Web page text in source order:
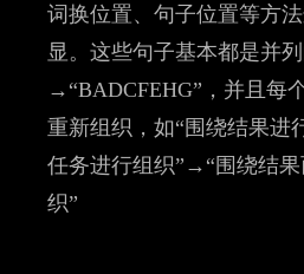
词换位置、句子位置等方
显。这些句子基本都是并
→“BADCFEHG”，并且每
重新组织，如“围绕结果进
任务进行组织”→“围绕结
织”